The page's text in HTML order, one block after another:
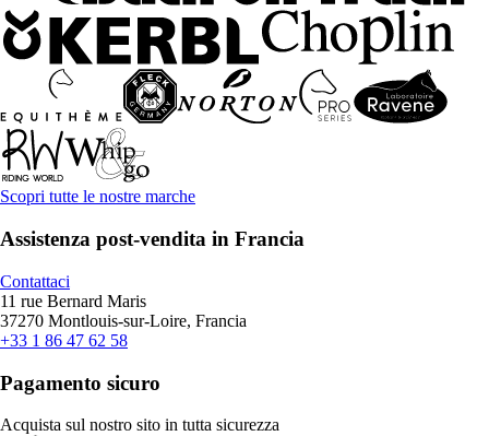
Scopri tutte le nostre marche
Assistenza post-vendita in Francia
Contattaci
11 rue Bernard Maris
37270 Montlouis-sur-Loire, Francia
+33 1 86 47 62 58
Pagamento sicuro
Acquista sul nostro sito in tutta sicurezza